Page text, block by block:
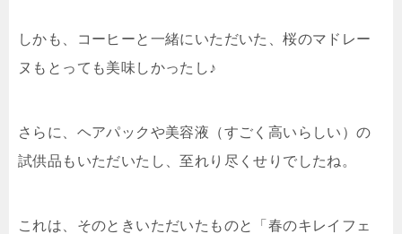
しかも、コーヒーと一緒にいただいた、桜のマドレー
ヌもとっても美味しかったし♪
さらに、ヘアパックや美容液（すごく高いらしい）の
試供品もいただいたし、至れり尽くせりでしたね。
これは、そのときいただいたものと「春のキレイフェ